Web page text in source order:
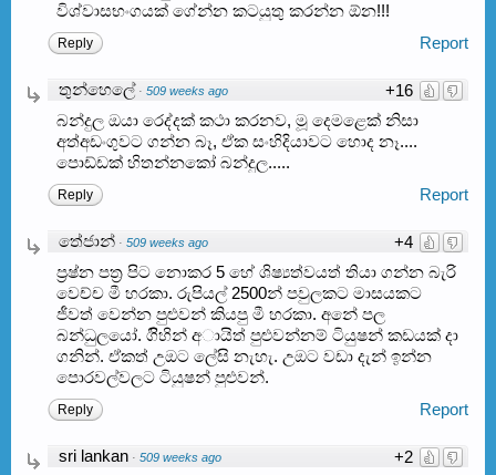
විශ්වාසභංගයක් ගේන්න කටයුතු කරන්න ඕන!!!
Report
Reply
+16
තුන්හෙලේ · 509 weeks ago
බන්දුල ඔයා රෙද්දක් කථා කරනව, මූ දෙමළෙක් නිසා
අත්අඩංගුවට ගන්න බෑ, ඒක සංහිදියාවට හොද නෑ....
පොඩ්ඩක් හිතන්නකෝ බන්දුල.....
Report
Reply
+4
‍තේජාන් · 509 weeks ago
ප්‍රෂ්න පත්‍ර පිට නොකර 5 හේ ශිෂ්‍යත්වයත් තියා ගන්න බැරි
වෙච්ච මී හරකා. රුපියල් 2500න් පවුලකට මාසයකට
ජීවත් වෙන්න පුළුවන් කියපු මී හරකා. අනේ පල
බන්ධුලයෝ. ගිිහින් අායිත් පුළුවන්නම් ටියුෂන් කඩයක් දා
ගනින්. ඒකත් උඔට ලේසි නැහැ. උඔට වඩා දැන් ඉන්න
පොරවල්වලට ටියුෂන් පුළුවන්.
Report
Reply
+2
sri lankan · 509 weeks ago